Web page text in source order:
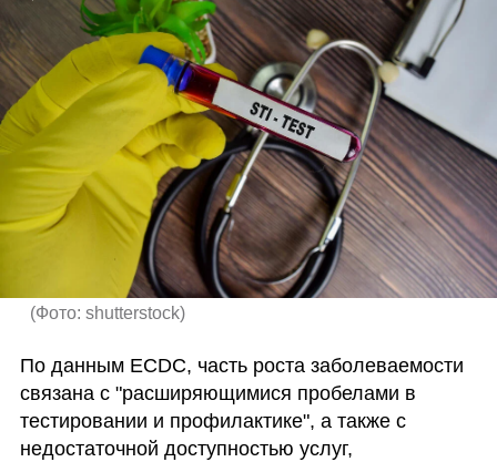
(Фото: shutterstock)
По данным ECDC, часть роста заболеваемости
связана с "расширяющимися пробелами в
тестировании и профилактике", а также с
недостаточной доступностью услуг,